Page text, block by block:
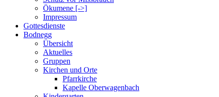
Ökumene [->]
Impressum
Gottesdienste
Bodnegg
Übersicht
Aktuelles
Gruppen
Kirchen und Orte
Pfarrkirche
Kapelle Oberwagenbach